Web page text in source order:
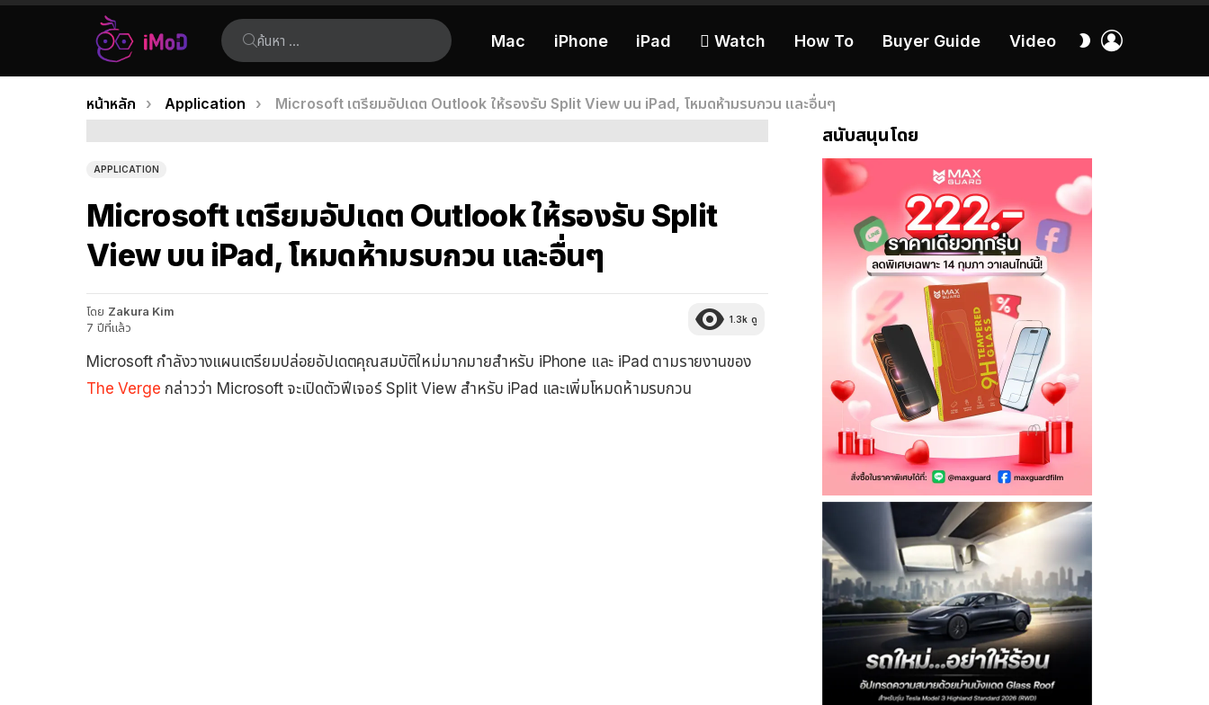
ค้นหา:
Mac iPhone iPad  Watch How To Buyer Guide Video
สลับ
เรื่อง
ล่าสุด
คุณอยู่ที่นี่:
หน้าหลัก Application Microsoft เตรียมอัปเดต Outlook ให้รองรับ Split View บน iPad, โหมดห้ามรบกวน และอื่นๆ
APPLICATION
Microsoft เตรียมอัปเดต Outlook ให้รองรับ Split
View บน iPad, โหมดห้ามรบกวน และอื่นๆ
โดย Zakura Kim
7 ปีที่แล้ว
1.3k ดู
Microsoft กำลังวางแผนเตรียมปล่อยอัปเดตคุณสมบัติใหม่มากมายสำหรับ iPhone และ iPad ตามรายงานของ
The Verge กล่าวว่า Microsoft จะเปิดตัวฟีเจอร์ Split View สำหรับ iPad และเพิ่มโหมดห้ามรบกวน
สนับสนุนโดย